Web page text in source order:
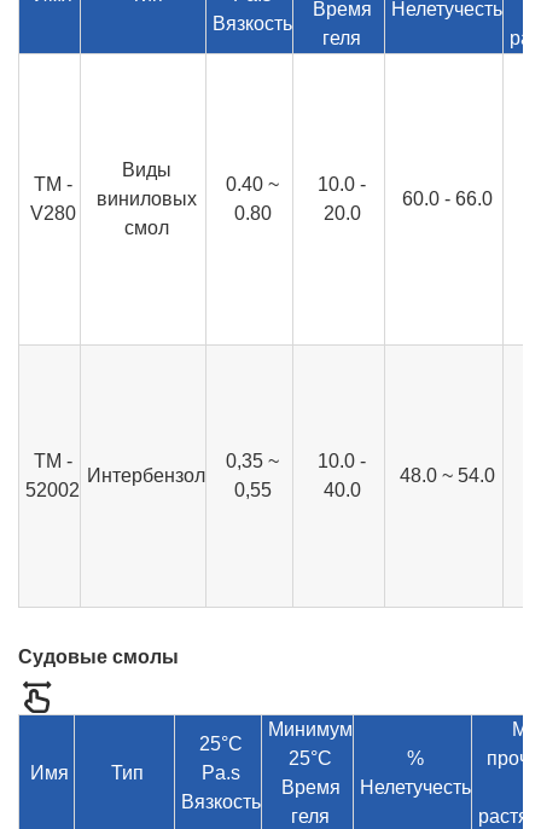
Вязкость
Время
геля
Нелетучесть
ТМ -
V280
Виды
виниловых
смол
0.40 ~
0.80
10.0 -
20.0
60.0 - 66.0
ТМ -
52002
Интербензол
0,35 ~
0,55
10.0 -
40.0
48.0 ~ 54.0
Судовые смолы
Имя Тип
25°C
Pa.s
Вязкость
Минимум
25°C
Время
геля
%
Нелетучесть